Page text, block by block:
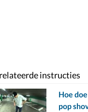
instructies
Hoe
pop